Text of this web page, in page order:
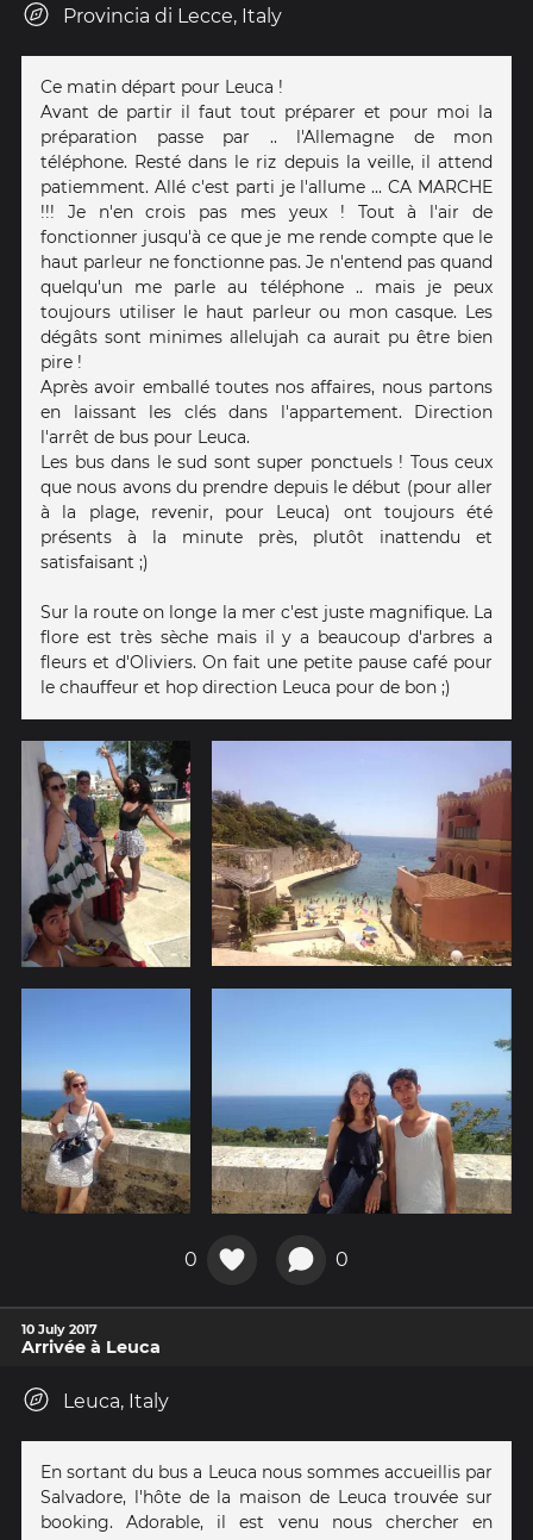
Provincia di Lecce, Italy
Ce matin départ pour Leuca !
Avant de partir il faut tout préparer et pour moi la
préparation passe par .. l'Allemagne de mon
téléphone. Resté dans le riz depuis la veille, il attend
patiemment. Allé c'est parti je l'allume ... CA MARCHE
!!! Je n'en crois pas mes yeux ! Tout à l'air de
fonctionner jusqu'à ce que je me rende compte que le
haut parleur ne fonctionne pas. Je n'entend pas quand
quelqu'un me parle au téléphone .. mais je peux
toujours utiliser le haut parleur ou mon casque. Les
dégâts sont minimes allelujah ca aurait pu être bien
pire !
Après avoir emballé toutes nos affaires, nous partons
en laissant les clés dans l'appartement. Direction
l'arrêt de bus pour Leuca.
Les bus dans le sud sont super ponctuels ! Tous ceux
que nous avons du prendre depuis le début (pour aller
à la plage, revenir, pour Leuca) ont toujours été
présents à la minute près, plutôt inattendu et
satisfaisant ;)
Sur la route on longe la mer c'est juste magnifique. La
flore est très sèche mais il y a beaucoup d'arbres a
fleurs et d'Oliviers. On fait une petite pause café pour
le chauffeur et hop direction Leuca pour de bon ;)
0 0
10 July 2017
Arrivée à Leuca
Leuca, Italy
En sortant du bus a Leuca nous sommes accueillis par
Salvadore, l'hôte de la maison de Leuca trouvée sur
booking. Adorable, il est venu nous chercher en